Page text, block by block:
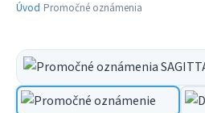
Úvod›Promočné oznámenia